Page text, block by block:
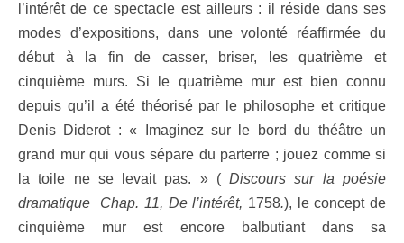
l’intérêt de ce spectacle est ailleurs : il réside dans ses
modes d’expositions, dans une volonté réaffirmée du
début à la fin de casser, briser, les quatrième et
cinquième murs. Si le quatrième mur est bien connu
depuis qu’il a été théorisé par le philosophe et critique
Denis Diderot : « Imaginez sur le bord du théâtre un
grand mur qui vous sépare du parterre ; jouez comme si
la toile ne se levait pas. » (Discours sur la poésie
dramatique Chap. 11, De l’intérêt, 1758.), le concept de
cinquième mur est encore balbutiant dans sa